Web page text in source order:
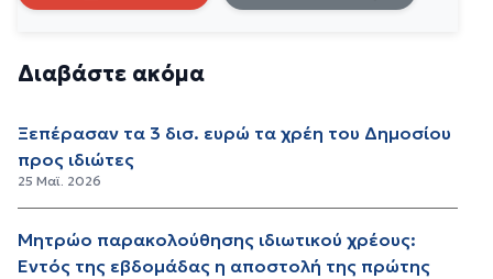
Διαβάστε ακόμα
Ξεπέρασαν τα 3 δισ. ευρώ τα χρέη του Δημοσίου
προς ιδιώτες
25 Μαϊ. 2026
Μητρώο παρακολούθησης ιδιωτικού χρέους:
Εντός της εβδομάδας η αποστολή της πρώτης